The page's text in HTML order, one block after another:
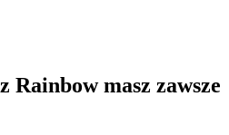
Rainbow masz zawsze